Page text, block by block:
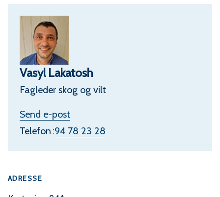
Vasyl Lakatosh
Fagleder skog og vilt
Send e-postt
i
Telefon94 78 23 28
ADRESSE